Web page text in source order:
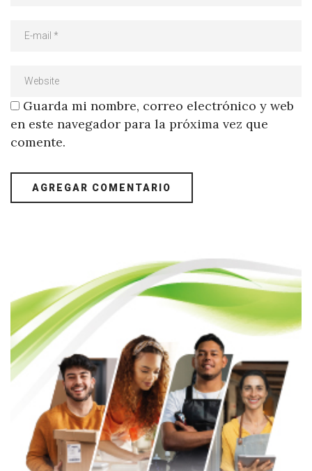
Guarda mi nombre, correo electrónico y web
en este navegador para la próxima vez que
comente.